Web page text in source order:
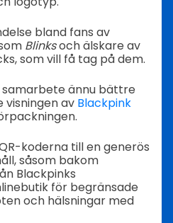
bland fans av
Blinksoch älskare av
som vill få tag på dem.
ännu bättre
av Blackpink
koderna till en generös
såsom bakom
Blackpinks
för begränsade
och hälsningar med